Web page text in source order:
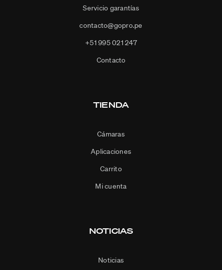
Servicio garantías
contacto@gopro.pe
+51 995 021 247
Contacto
TIENDA
Cámaras
Aplicaciones
Carrito
Mi cuenta
NOTICIAS
Noticias